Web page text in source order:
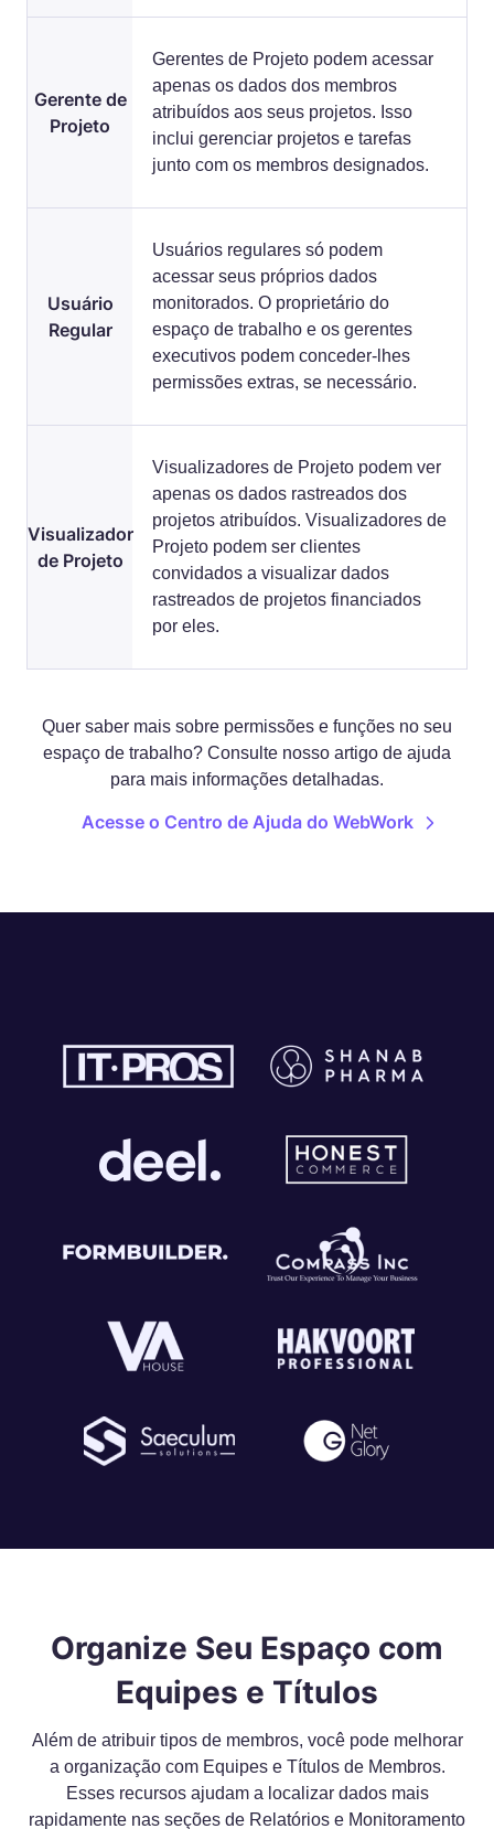
Gerente de
Projeto
Gerentes de Projeto podem acessar
apenas os dados dos membros
atribuídos aos seus projetos. Isso
inclui gerenciar projetos e tarefas
junto com os membros designados.
Usuário
Regular
Usuários regulares só podem
acessar seus próprios dados
monitorados. O proprietário do
espaço de trabalho e os gerentes
executivos podem conceder-lhes
permissões extras, se necessário.
Visualizador
de Projeto
Visualizadores de Projeto podem ver
apenas os dados rastreados dos
projetos atribuídos. Visualizadores de
Projeto podem ser clientes
convidados a visualizar dados
rastreados de projetos financiados
por eles.
Quer saber mais sobre permissões e funções no seu
espaço de trabalho? Consulte nosso artigo de ajuda
para mais informações detalhadas.
Acesse o Centro de Ajuda do WebWork
Organize Seu Espaço com
Equipes e Títulos
Além de atribuir tipos de membros, você pode melhorar
a organização com Equipes e Títulos de Membros.
Esses recursos ajudam a localizar dados mais
rapidamente nas seções de Relatórios e Monitoramento